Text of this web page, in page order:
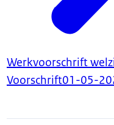
Werkvoorschrift
Voorschrift01-05-